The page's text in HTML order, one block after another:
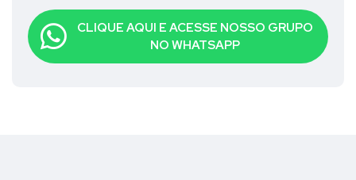
CLIQUE AQUI E ACESSE NOSSO GRUPO
NO WHATSAPP